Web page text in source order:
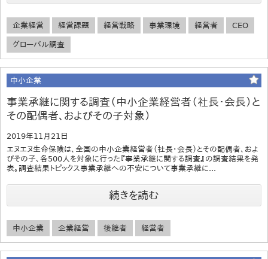
企業経営 経営課題 経営戦略 事業環境 経営者 CEO
グローバル調査
中小企業
事業承継に関する調査（中小企業経営者（社長・会長）と
その配偶者、およびその子対象）
2019年11月21日
エヌエヌ生命保険は、全国の中小企業経営者（社長・会長）とその配偶者、およ
びその子、各500人を対象に行った『事業承継に関する調査』の調査結果を発
表。調査結果トピックス事業承継への不安について事業承継に...
続きを読む
中小企業 企業経営 後継者 経営者